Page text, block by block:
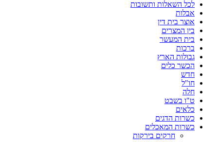
לכל השאלות ותשובות
אבלות
אוצר בית דין
בין המצרים
בית המעשר
ברכות
גבולות הארץ
הכשר כלים
חדש
חו"ל
חלה
ט"ו בשבט
כלאים
כשרות הדגים
כשרות המאכלים
חרקים בירקות